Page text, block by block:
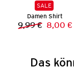
SALE
Damen Shirt
9,99 € Neuer
8,00 €
Das